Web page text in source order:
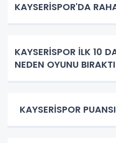
KAYSERİSPOR'DA
KAYSERİSPOR İLK 10
NEDEN OYUNU
KAYSERİSPOR